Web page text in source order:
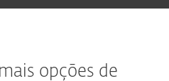
opções de